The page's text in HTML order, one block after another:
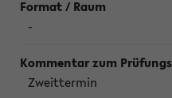
-
Zweittermin